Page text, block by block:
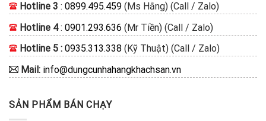
Hotline 3 : 0899.495.459 (Ms Hằng) (Call / Zalo)
Hotline 4: 0901.293.636 (Mr Tiền) (Call / Zalo)
Hotline 5 : 0935.313.338 (Kỹ Thuật) (Call / Zalo)
Mail: info@dungcunhahangkhachsan.vn
SẢN PHẨM BÁN CHẠY